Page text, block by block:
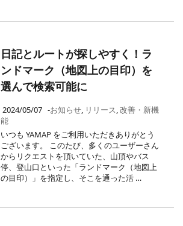
日記とルートが探しやすく！ラ
ンドマーク（地図上の目印）を
選んで検索可能に
2024/05/07 -お知らせ, リリース,改善・新機
能
いつも YAMAP をご利用いただきありがとう
ございます。 このたび、多くのユーザーさん
からリクエストを頂いていた、山頂やバス
停、登山口といった「ランドマーク（地図上
の目印）」を指定し、そこを通った活 …